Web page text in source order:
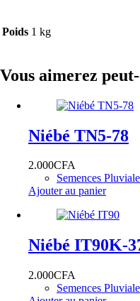
Poids 1 kg
Vous aimerez
Niébé TN5-78
2.000CFA
Semences
Ajouter au panier
Niébé IT90K-
2.000CFA
Semences